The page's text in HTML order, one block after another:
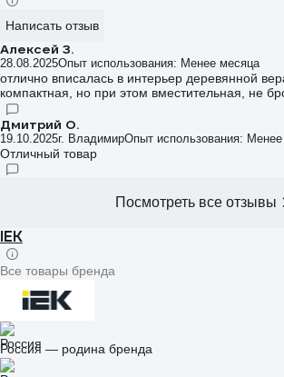
Написать отзыв
Алексей З.
28.08.2025Опыт использования: Менее месяца
отлично вписалась в интерьер деревянной
компактная, но при этом вместительная, не
Дмитрий О.
19.10.2025г. ВладимирОпыт использования:
Отличный товар
Посмотреть все отзывы
IEK
Все товары бренда
Россия — родина бренда